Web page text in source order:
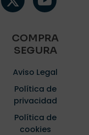
COMPRA
SEGURA
Aviso Legal
Política de
privacidad
Política de
cookies